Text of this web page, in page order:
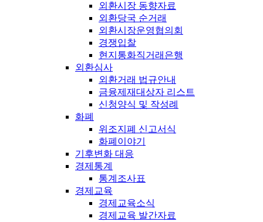
외환시장 동향자료
외환당국 순거래
외환시장운영협의회
경쟁입찰
현지통화직거래은행
외환심사
외환거래 법규안내
금융제재대상자 리스트
신청양식 및 작성례
화폐
위조지폐 신고서식
화폐이야기
기후변화 대응
경제통계
통계조사표
경제교육
경제교육소식
경제교육 발간자료